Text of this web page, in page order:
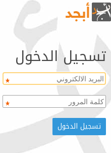
تسجيل الدخول